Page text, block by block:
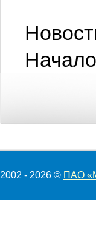
2002 - 2026 © ПАО